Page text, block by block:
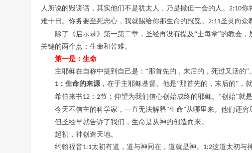
人所说的毁谤话，其实他们不是犹太人，乃是撒但一会的人。 2:10你
难十日。你务要至死忠心，我就赐给你那生命的冠冕。 2:11圣灵向众
除了《启示录》第一第二章，圣经再没有提及“士每拿”的教会
关键的两个点：生命和苦难。
第一是：生命
主耶稣在自称中提到自己是： “那首先的，末后的，死过又活的”
1 ：生命的来源，在于主耶稣基督。他是“那首先的，末后的”，
希伯来书12 ： 2节：仰望为我们信心创始成终的耶稣。“创始”就
今天不信主的科学家，一直无法解释“生命”从哪里来。他们还穷
但圣经早就告诉了我们，生命是从神的创造而来。
起初，神创造天地。
约翰福音1:1太初有道，道与神同在，道就是神。 1:2这道太初与